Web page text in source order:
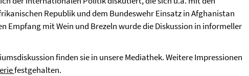
Republik und dem Bundeswehr Einsatz in Afghanistan
Empfang mit Wein und Brezeln wurde die Diskussion in informeller
finden sie in unsere Mediathek. Weitere Impressionen
festgehalten.